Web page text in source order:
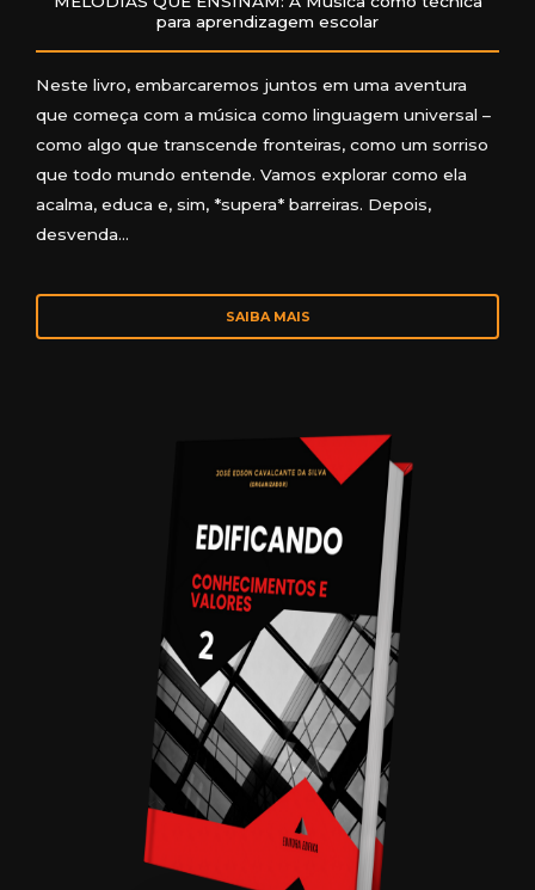
para aprendizagem escolar
Neste livro, embarcaremos juntos em uma aventura
que começa com a música como linguagem universal –
como algo que transcende fronteiras, como um sorriso
que todo mundo entende. Vamos explorar como ela
acalma, educa e, sim, *supera* barreiras. Depois,
desvenda…
SAIBA MAIS